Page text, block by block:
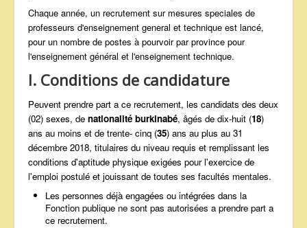
Chaque année, un recrutement sur mesures speciales de
professeurs d'enseignement general et technique est lancé,
pour un nombre de postes à pourvoir par province pour
l'enseignement général et l'enseignement technique.
I. Conditions de candidature
Peuvent prendre part a ce recrutement, les candidats des deux
(02) sexes, de nationalité burkinabé, âgés de dix-huit (18)
ans au moins et de trente- cinq (35) ans au plus au 31
décembre 2018, titulaires du niveau requis et remplissant les
conditions d'aptitude physique exigées pour l'exercice de
l'emploi postulé et jouissant de toutes ses facultés mentales.
Les personnes déjà engagées ou intégrées dans la
Fonction publique ne sont pas autorisées a prendre part a
ce recrutement.